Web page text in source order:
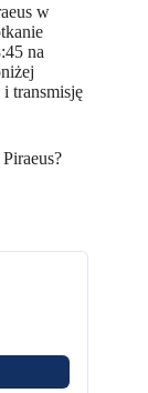
w
na
transmisję